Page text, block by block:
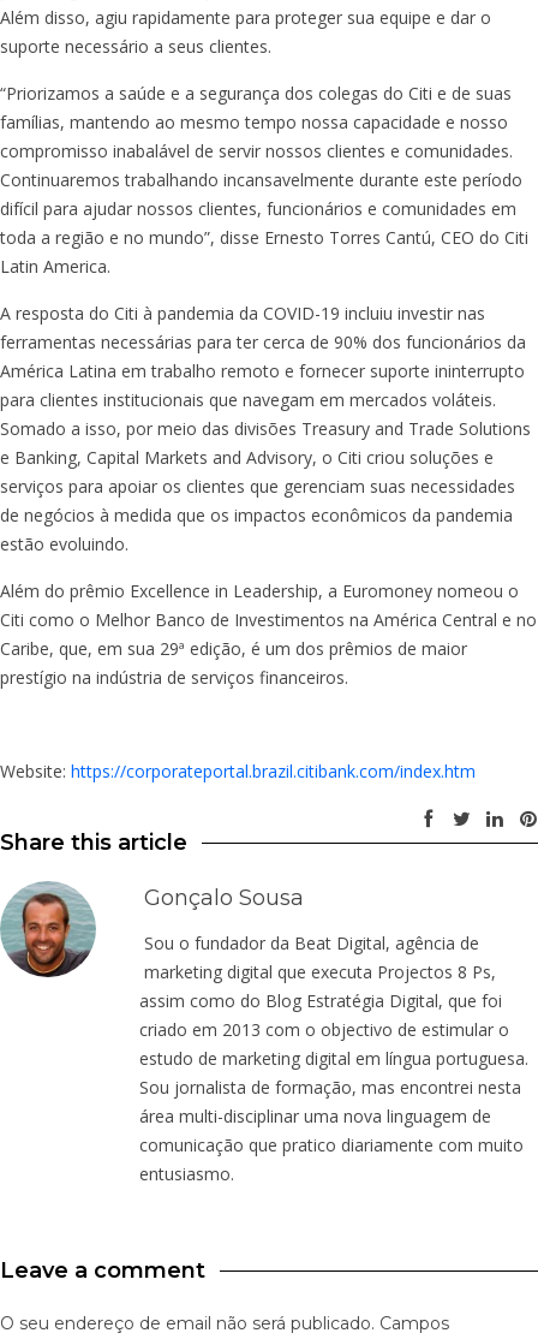
Além disso, agiu rapidamente para proteger sua equipe e dar o
suporte necessário a seus clientes.
“Priorizamos a saúde e a segurança dos colegas do Citi e de suas
famílias, mantendo ao mesmo tempo nossa capacidade e nosso
compromisso inabalável de servir nossos clientes e comunidades.
Continuaremos trabalhando incansavelmente durante este período
difícil para ajudar nossos clientes, funcionários e comunidades em
toda a região e no mundo”, disse Ernesto Torres Cantú, CEO do Citi
Latin America.
A resposta do Citi à pandemia da COVID-19 incluiu investir nas
ferramentas necessárias para ter cerca de 90% dos funcionários da
América Latina em trabalho remoto e fornecer suporte ininterrupto
para clientes institucionais que navegam em mercados voláteis.
Somado a isso, por meio das divisões Treasury and Trade Solutions
e Banking, Capital Markets and Advisory, o Citi criou soluções e
serviços para apoiar os clientes que gerenciam suas necessidades
de negócios à medida que os impactos econômicos da pandemia
estão evoluindo.
Além do prêmio Excellence in Leadership, a Euromoney nomeou o
Citi como o Melhor Banco de Investimentos na América Central e no
Caribe, que, em sua 29ª edição, é um dos prêmios de maior
prestígio na indústria de serviços financeiros.
Website: https://corporateportal.brazil.citibank.com/index.htm
Share this article
Gonçalo Sousa
Sou o fundador da Beat Digital, agência de
marketing digital que executa Projectos 8 Ps,
assim como do Blog Estratégia Digital, que foi
criado em 2013 com o objectivo de estimular o
estudo de marketing digital em língua portuguesa.
Sou jornalista de formação, mas encontrei nesta
área multi-disciplinar uma nova linguagem de
comunicação que pratico diariamente com muito
entusiasmo.
Leave a comment
O seu endereço de email não será publicado. Campos